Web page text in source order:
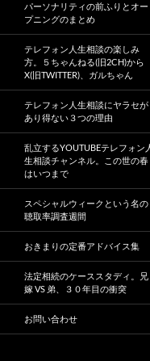
パーソナリティの前ふりとオー
プニングのまとめ
テレフォン人生相談の楽しみ
方。５ちゃんねる(旧2CH)から
X(旧TWITTER)、ガルちゃん
テレフォン人生相談にヤラセが
あり得ない３つの理由
乱立するYOUTUBEテレフォン
生相談チャンネル。この世の春
はいつまで
スペシャルウィークという名の
聴取率調査週間
おきまりの定番アドバイス集
法定相続のケーススタディ。兄
嫁 VS 弟、３０年目の衝突
お問い合わせ